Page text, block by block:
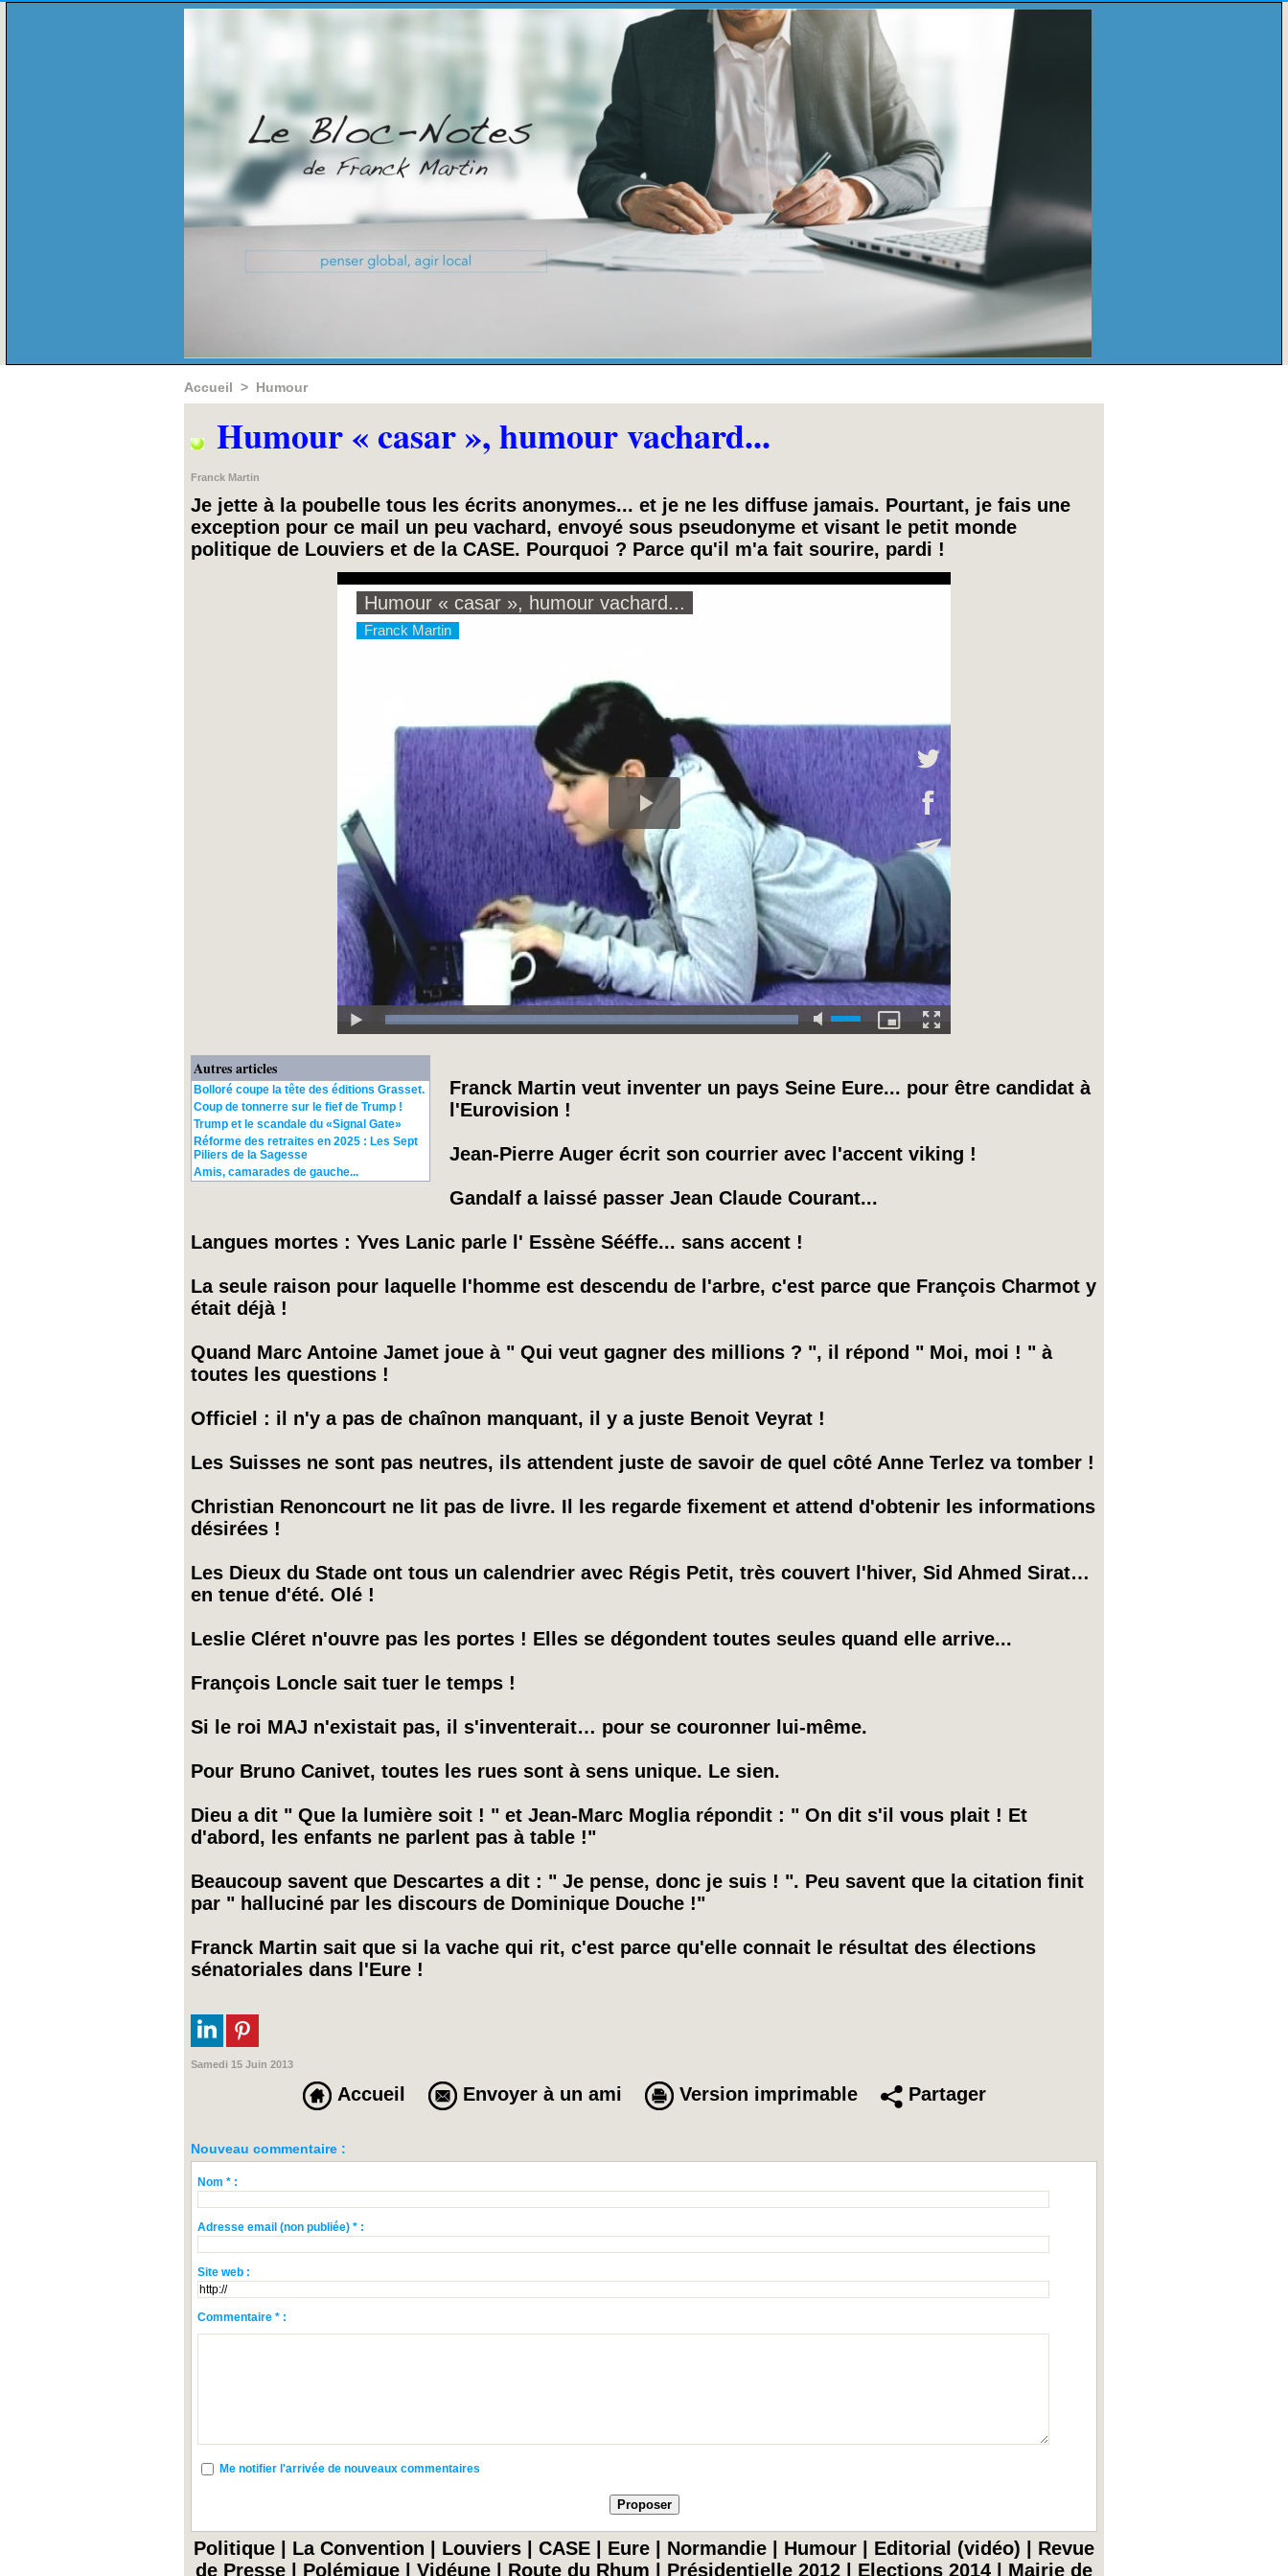
Accueil > Humour
Humour « casar », humour vachard...
Franck Martin
Je jette à la poubelle tous les écrits anonymes... et je ne les diffuse jamais. Pourtant, je fais une
exception pour ce mail un peu vachard, envoyé sous pseudonyme et visant le petit monde
politique de Louviers et de la CASE. Pourquoi ? Parce qu'il m'a fait sourire, pardi !
Autres articles
Bolloré coupe la tête des éditions Grasset.
Coup de tonnerre sur le fief de Trump !
Trump et le scandale du «Signal Gate»
Réforme des retraites en 2025 : Les Sept
Piliers de la Sagesse
Amis, camarades de gauche...
Franck Martin veut inventer un pays Seine Eure... pour être candidat à
l'Eurovision !
Jean-Pierre Auger écrit son courrier avec l'accent viking !
Gandalf a laissé passer Jean Claude Courant...
Langues mortes : Yves Lanic parle l' Essène Sééffe... sans accent !
La seule raison pour laquelle l'homme est descendu de l'arbre, c'est parce que François Charmot y
était déjà !
Quand Marc Antoine Jamet joue à " Qui veut gagner des millions ? ", il répond " Moi, moi ! " à
toutes les questions !
Officiel : il n'y a pas de chaînon manquant, il y a juste Benoit Veyrat !
Les Suisses ne sont pas neutres, ils attendent juste de savoir de quel côté Anne Terlez va tomber !
Christian Renoncourt ne lit pas de livre. Il les regarde fixement et attend d'obtenir les informations
désirées !
Les Dieux du Stade ont tous un calendrier avec Régis Petit, très couvert l'hiver, Sid Ahmed Sirat…
en tenue d'été. Olé !
Leslie Cléret n'ouvre pas les portes ! Elles se dégondent toutes seules quand elle arrive...
François Loncle sait tuer le temps !
Si le roi MAJ n'existait pas, il s'inventerait… pour se couronner lui-même.
Pour Bruno Canivet, toutes les rues sont à sens unique. Le sien.
Dieu a dit " Que la lumière soit ! " et Jean-Marc Moglia répondit : " On dit s'il vous plait ! Et
d'abord, les enfants ne parlent pas à table !"
Beaucoup savent que Descartes a dit : " Je pense, donc je suis ! ". Peu savent que la citation finit
par " halluciné par les discours de Dominique Douche !"
Franck Martin sait que si la vache qui rit, c'est parce qu'elle connait le résultat des élections
sénatoriales dans l'Eure !
Samedi 15 Juin 2013
Accueil Envoyer à un ami Version imprimable Partager
Nouveau commentaire :
Nom * :
Adresse email (non publiée) * :
Site web :
Commentaire * :
Me notifier l'arrivée de nouveaux commentaires
Politique La Convention Louviers CASE Eure Normandie Humour Editorial (vidéo)
Revue
de Presse
Polémique Vidéune Route du Rhum Présidentielle 2012 Elections 2014 Mairie de